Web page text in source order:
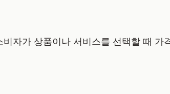
자가 상품이나 서비스를 선택할 때 가